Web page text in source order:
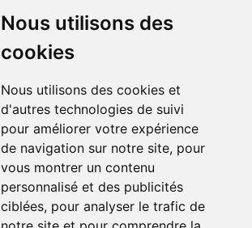
Nous utilisons des
cookies
Nous utilisons des cookies et
d'autres technologies de suivi
pour améliorer votre expérience
de navigation sur notre site, pour
vous montrer un contenu
personnalisé et des publicités
ciblées, pour analyser le trafic de
Actualités & conseils
Événements
Marques
Suivez-nous
Paiement
Simple, rapide et 100% sécurisé